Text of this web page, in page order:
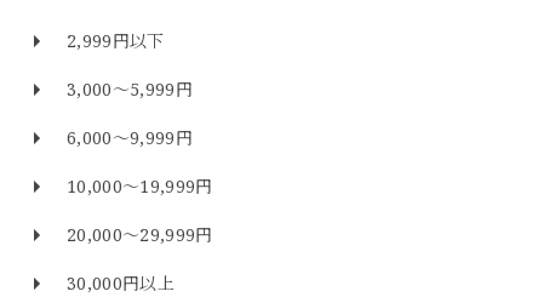
2,999円以下
3,000～5,999円
6,000～9,999円
10,000～19,999円
20,000～29,999円
30,000円以上